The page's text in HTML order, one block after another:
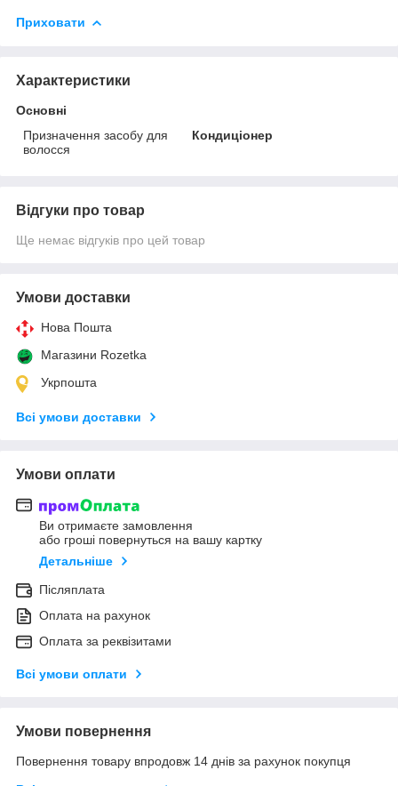
Приховати
Характеристики
Основні
Призначення засобу для
волосся
Кондиціонер
Відгуки про товар
Ще немає відгуків про цей товар
Умови доставки
Нова Пошта
Магазини Rozetka
Укрпошта
Всі умови доставки
Умови оплати
Ви отримаєте замовлення
або гроші повернуться на вашу картку
Детальніше
Післяплата
Оплата на рахунок
Оплата за реквізитами
Всі умови оплати
Умови повернення
Повернення товару впродовж 14 днів за рахунок покупця